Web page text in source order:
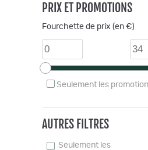
PRIX ET PROMOTIONS
Fourchette de prix (en €)
Seulement les
AUTRES FILTRES
Seulement les